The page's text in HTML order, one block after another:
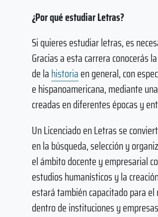
¿Por qué estudiar Letras?
Si quieres estudiar letras, es
Gracias a esta carrera conocerás
de lahistoriaen general, con
e hispanoamericana, mediante
creadas en diferentes épocas y
Un Licenciado en Letras se
en la búsqueda, selección y
el ámbito docente y empresarial
estudios humanísticos y la
estará también capacitado para
dentro de instituciones y